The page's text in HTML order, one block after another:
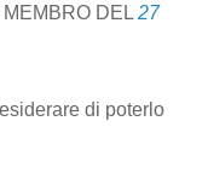
DEL 27
di poterlo